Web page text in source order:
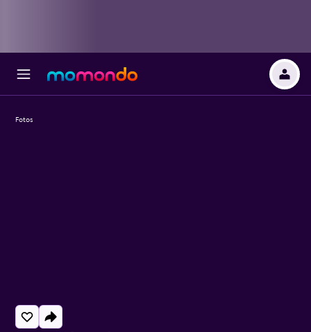
Fotos